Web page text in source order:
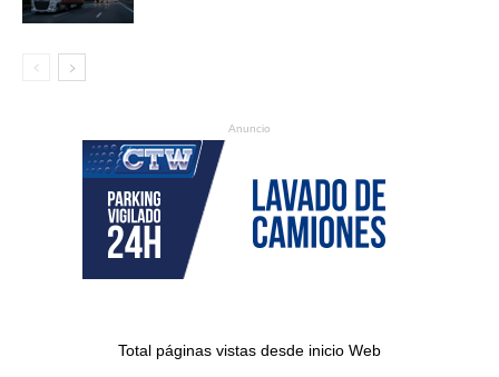
Anuncio
Total páginas vistas desde inicio Web